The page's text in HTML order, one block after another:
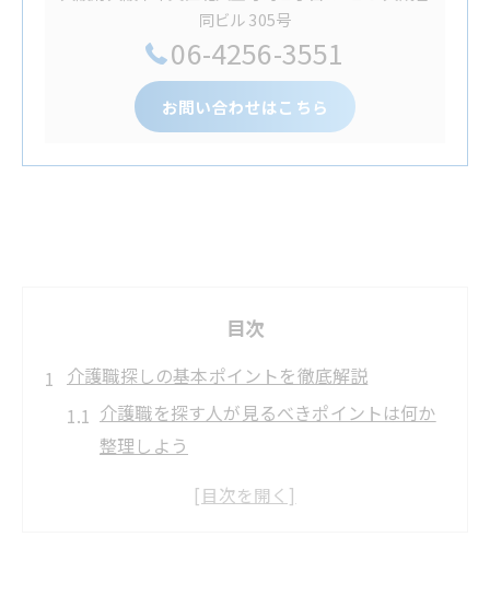
同ビル 305号
06-4256-3551
お問い合わせはこちら
目次
介護職探しの基本ポイントを徹底解説
介護職を探す人が見るべきポイントは何か
整理しよう
求人選びで介護職を探す人が意識したい基